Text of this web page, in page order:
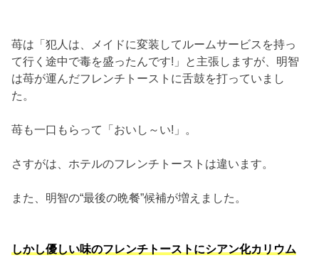
苺は「犯人は、メイドに変装してルームサービスを持っ
て行く途中で毒を盛ったんです!」と主張しますが、明智
は苺が運んだフレンチトーストに舌鼓を打っていまし
た。
苺も一口もらって「おいし～い!」。
さすがは、ホテルのフレンチトーストは違います。
また、明智の“最後の晩餐”候補が増えました。
しかし優しい味のフレンチトーストにシアン化カリウム